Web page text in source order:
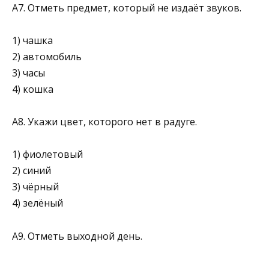
А7. Отметь предмет, который не издаёт звуков.
1) чашка
2) автомобиль
3) часы
4) кошка
А8. Укажи цвет, которого нет в радуге.
1) фиолетовый
2) синий
3) чёрный
4) зелёный
А9. Отметь выходной день.